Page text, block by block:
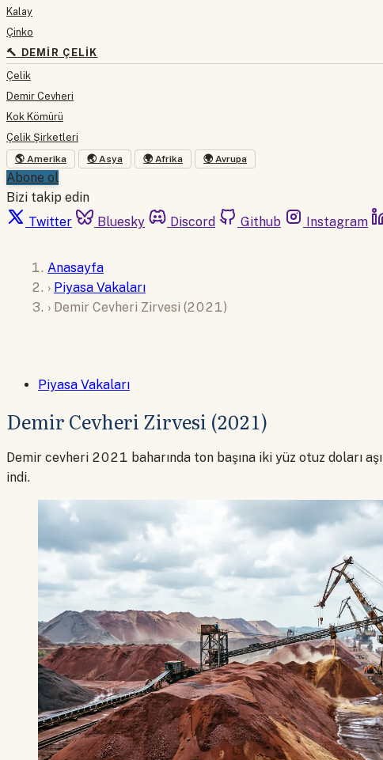
Kalay
Çinko
🔨 DEMIR ÇELIK
Çelik
Demir Cevheri
Kok Kömürü
Çelik Şirketleri
🌎 Amerika 🌏 Asya 🌍 Afrika 🌍 Avrupa
Abone ol
Bizi takip edin
Twitter
Bluesky Discord Github Instagram
Anasayfa
› Piyasa Vakaları
› Demir Cevheri Zirvesi (2021)
Piyasa Vakaları
Demir Cevheri Zirvesi (2021)
Demir cevheri 2021 baharında ton başına iki yüz otuz doları
indi.